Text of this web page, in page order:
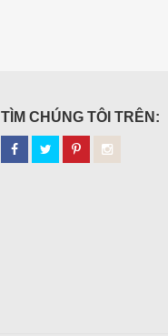
TÌM CHÚNG TÔI TRÊN: